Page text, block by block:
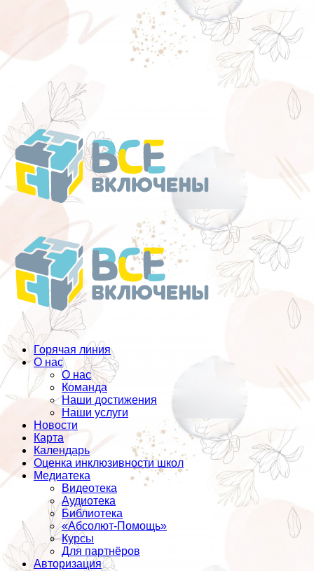
Перейти
к
содержанию
Горячая линия
О нас
О нас
Команда
Наши достижения
Наши услуги
Новости
Карта
Календарь
Оценка инклюзивности школ
Медиатека
Видеотека
Аудиотека
Библиотека
«Абсолют-Помощь»
Курсы
Для партнёров
Авторизация